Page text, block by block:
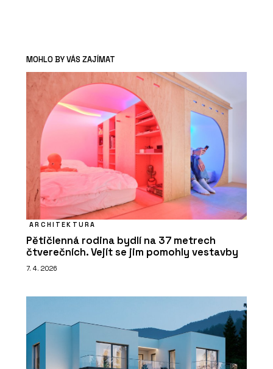
MOHLO BY VÁS ZAJÍMAT
ARCHITEKTURA
Pětičlenná rodina bydlí na 37 metrech
čtverečních. Vejít se jim pomohly vestavby
7. 4. 2026